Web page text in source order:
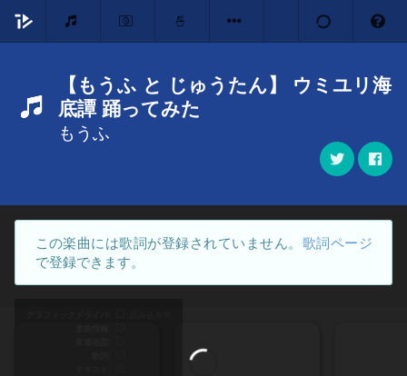
【もうふ と じゅうたん】 ウミユリ海
底譚 踊ってみた
もうふ
この楽曲には歌詞が登録されていません。 歌詞ページ
で登録できます。